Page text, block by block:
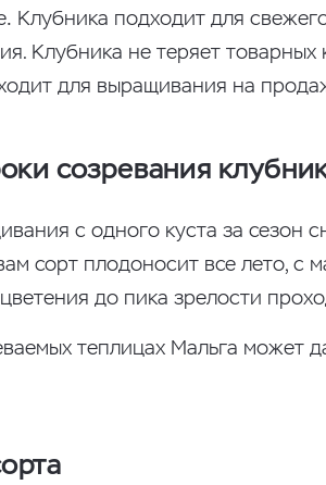
. Клубника подходит для
Клубника не теряет товарных
для выращивания на
созревания
с одного куста за сезон
сорт плодоносит все лето, с
до пика зрелости
теплицах Мальга может